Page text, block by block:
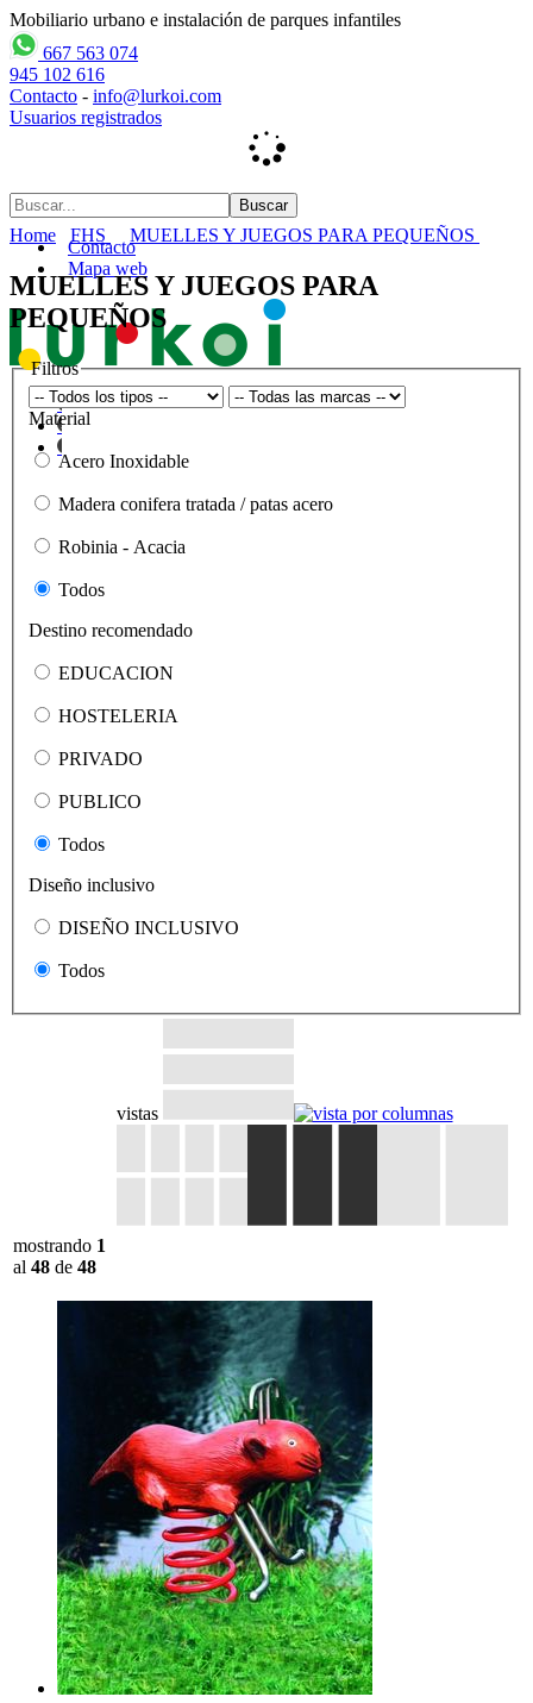
Mobiliario urbano e instalación de parques infantiles
667 563 074
945 102 616
Contacto - info@lurkoi.com
Usuarios registrados
Contacto
Mapa web
Home FHS MUELLES Y JUEGOS PARA PEQUEÑOS
MUELLES Y JUEGOS PARA
PEQUEÑOS
Filtros
Material
Acero Inoxidable
Madera conifera tratada / patas acero
Robinia - Acacia
Todos
Destino recomendado
EDUCACION
HOSTELERIA
PRIVADO
PUBLICO
Todos
Diseño inclusivo
DISEÑO INCLUSIVO
Todos
vistas
mostrando 1
al 48 de 48